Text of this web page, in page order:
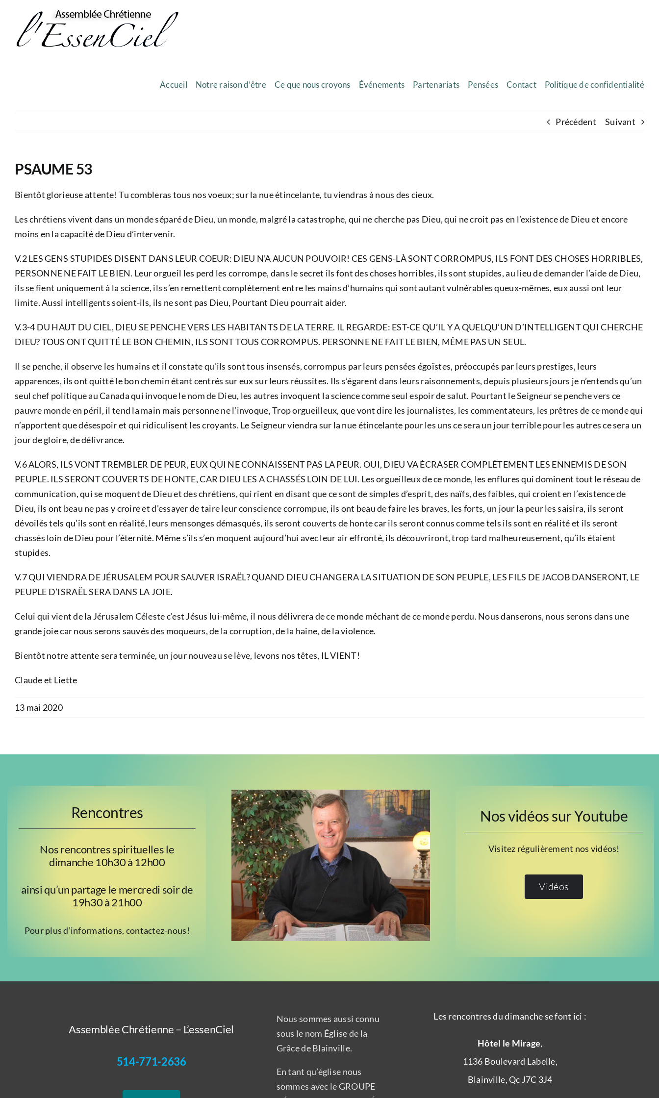
content
Accueil Notre raison d’être Ce que nous croyons Événements Partenariats Pensées Contact Politique de confidentialité
Précédent Suivant
PSAUME 53
Bientôt glorieuse attente! Tu combleras tous nos voeux; sur la nue étincelante, tu viendras à nous des cieux.
Les chrétiens vivent dans un monde séparé de Dieu, un monde, malgré la catastrophe, qui ne cherche pas Dieu, qui ne croit pas en l’existence de Dieu et encore
moins en la capacité de Dieu d’intervenir.
V.2 LES GENS STUPIDES DISENT DANS LEUR COEUR: DIEU N’A AUCUN POUVOIR! CES GENS-LÀ SONT CORROMPUS, ILS FONT DES CHOSES HORRIBLES,
PERSONNE NE FAIT LE BIEN. Leur orgueil les perd les corrompe, dans le secret ils font des choses horribles, ils sont stupides, au lieu de demander l’aide de Dieu,
ils se fient uniquement à la science, ils s’en remettent complètement entre les mains d’humains qui sont autant vulnérables queux-mêmes, eux aussi ont leur
limite. Aussi intelligents soient-ils, ils ne sont pas Dieu, Pourtant Dieu pourrait aider.
V.3-4 DU HAUT DU CIEL, DIEU SE PENCHE VERS LES HABITANTS DE LA TERRE. IL REGARDE: EST-CE QU’IL Y A QUELQU’UN D’INTELLIGENT QUI CHERCHE
DIEU? TOUS ONT QUITTÉ LE BON CHEMIN, ILS SONT TOUS CORROMPUS. PERSONNE NE FAIT LE BIEN, MÊME PAS UN SEUL.
Il se penche, il observe les humains et il constate qu’ils sont tous insensés, corrompus par leurs pensées égoïstes, préoccupés par leurs prestiges, leurs
apparences, ils ont quitté le bon chemin étant centrés sur eux sur leurs réussites. Ils s’égarent dans leurs raisonnements, depuis plusieurs jours je n’entends qu’un
seul chef politique au Canada qui invoque le nom de Dieu, les autres invoquent la science comme seul espoir de salut. Pourtant le Seigneur se penche vers ce
pauvre monde en péril, il tend la main mais personne ne l’invoque, Trop orgueilleux, que vont dire les journalistes, les commentateurs, les prêtres de ce monde qui
n’apportent que désespoir et qui ridiculisent les croyants. Le Seigneur viendra sur la nue étincelante pour les uns ce sera un jour terrible pour les autres ce sera un
jour de gloire, de délivrance.
V.6 ALORS, ILS VONT TREMBLER DE PEUR, EUX QUI NE CONNAISSENT PAS LA PEUR. OUI, DIEU VA ÉCRASER COMPLÈTEMENT LES ENNEMIS DE SON
PEUPLE. ILS SERONT COUVERTS DE HONTE, CAR DIEU LES A CHASSÉS LOIN DE LUI. Les orgueilleux de ce monde, les enflures qui dominent tout le réseau de
communication, qui se moquent de Dieu et des chrétiens, qui rient en disant que ce sont de simples d’esprit, des naïfs, des faibles, qui croient en l’existence de
Dieu, ils ont beau ne pas y croire et d’essayer de taire leur conscience corrompue, ils ont beau de faire les braves, les forts, un jour la peur les saisira, ils seront
dévoilés tels qu’ils sont en réalité, leurs mensonges démasqués, ils seront couverts de honte car ils seront connus comme tels ils sont en réalité et ils seront
chassés loin de Dieu pour l’éternité. Même s’ils s’en moquent aujourd’hui avec leur air effronté, ils découvriront, trop tard malheureusement, qu’ils étaient
stupides.
V.7 QUI VIENDRA DE JÉRUSALEM POUR SAUVER ISRAËL? QUAND DIEU CHANGERA LA SITUATION DE SON PEUPLE, LES FILS DE JACOB DANSERONT, LE
PEUPLE D’ISRAËL SERA DANS LA JOIE.
Celui qui vient de la Jérusalem Céleste c’est Jésus lui-même, il nous délivrera de ce monde méchant de ce monde perdu. Nous danserons, nous serons dans une
grande joie car nous serons sauvés des moqueurs, de la corruption, de la haine, de la violence.
Bientôt notre attente sera terminée, un jour nouveau se lève, levons nos têtes, IL VIENT!
Claude et Liette
13 mai 2020
Rencontres
Nos rencontres spirituelles le
dimanche 10h30 à 12h00
ainsi qu’un partage le mercredi soir de
19h30 à 21h00
Pour plus d’informations, contactez-nous!
Nos vidéos sur Youtube
Visitez régulièrement nos vidéos!
Vidéos
Assemblée Chrétienne – L’essenCiel
514-771-2636
Nous sommes aussi connu
sous le nom Église de la
Grâce de Blainville.
En tant qu’église nous
sommes avec le GROUPE
Les rencontres du dimanche se font ici :
Hôtel le Mirage,
1136 Boulevard Labelle,
Blainville, Qc J7C 3J4